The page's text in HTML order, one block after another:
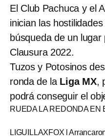
El Club Pachuca y el
inician las
búsqueda de un
Clausura 2022.
Tuzos y Potosinos
ronda de la Liga MX,
podrá conseguir el
RUEDA LA REDONDA EN
LIGUILLAXFOX l